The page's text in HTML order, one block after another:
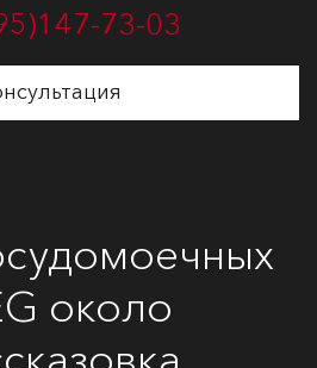
147-73-03
около